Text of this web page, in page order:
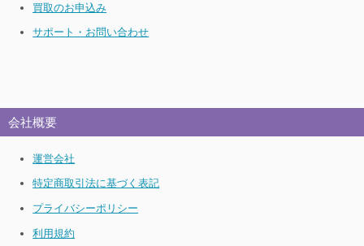
買取のお申込み
サポート・お問い合わせ
会社概要
運営会社
特定商取引法に基づく表記
プライバシーポリシー
利用規約